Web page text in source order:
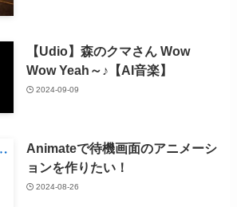
【Udio】森のクマさん Wow
Wow Yeah～♪【AI音楽】
2024-09-09
Animateで待機画面のアニメーシ
ョンを作りたい！
2024-08-26